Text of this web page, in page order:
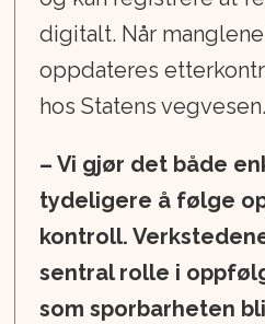
digitalt. Når
oppdateres
hos Statens vegvesen.
– Vi gjør det både
tydeligere å følge
kontroll.
sentral rolle i
som sporbarheten